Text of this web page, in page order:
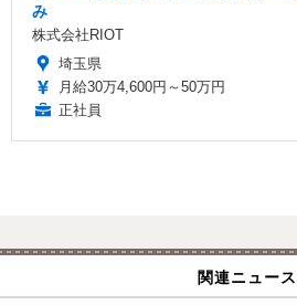
み
株式会社RIOT
埼玉県
月給30万4,600円～50万円
正社員
関連ニュース